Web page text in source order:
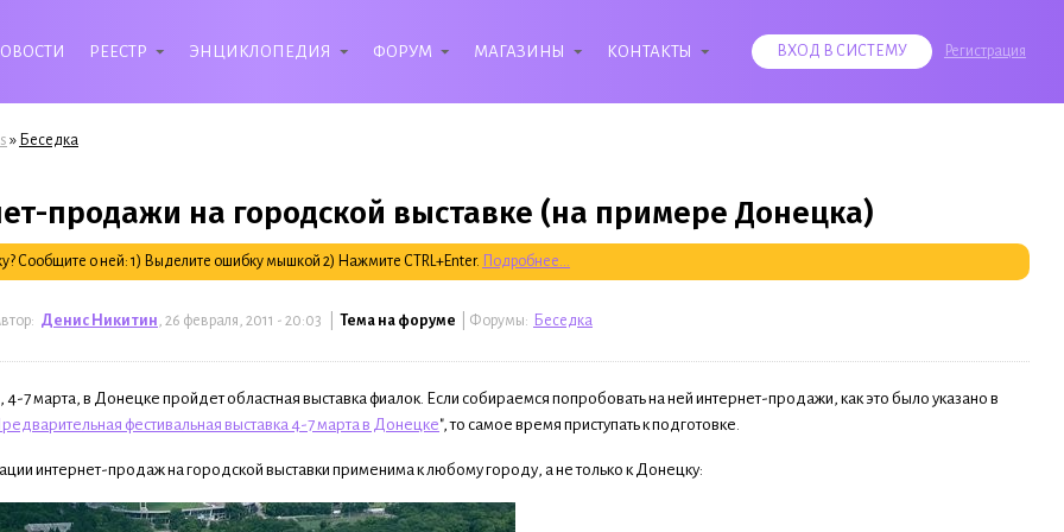
РЕЕСТР ЭНЦИКЛОПЕДИЯ ФОРУМ МАГАЗИНЫ КОНТАКТЫ ВХОД В СИСТЕМУ Регистрация
» Беседка
продажи на городской выставке (на примере Донецка)
Сообщите о ней: 1) Выделите ошибку мышкой 2) Нажмите CTRL+Enter. Подробнее...
Денис Никитин , 26 февраля, 2011 - 20:03 | Тема на форуме | Форумы: Беседка
7 марта, в Донецке пройдет областная выставка фиалок. Если собираемся попробовать на ней интернет-продажи, как это было указано в
фестивальная выставка 4-7 марта в Донецке", то самое время приступать к подготовке.
интернет-продаж на городской выставки применима к любому городу, а не только к Донецку: